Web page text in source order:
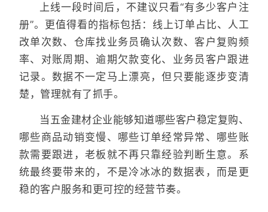
上线一段时间后，不建议只看“有多少客户注
册”。更值得看的指标包括：线上订单占比、人工
改单次数、仓库找业务员确认次数、客户复购频
率、对账周期、逾期欠款变化、业务员客户跟进
记录。数据不一定马上漂亮，但只要能逐步变清
楚，管理就有了抓手。
当五金建材企业能够知道哪些客户稳定复购、
哪些商品动销变慢、哪些订单经常异常、哪些账
款需要跟进，老板就不再只靠经验判断生意。系
统最终要带来的，不是冷冰冰的数据表，而是更
稳的客户服务和更可控的经营节奏。